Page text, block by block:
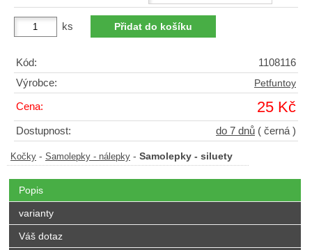
ks
Kód:
1108116
Výrobce:
Petfuntoy
Cena: 25 Kč
Dostupnost: do 7 dnů ( černá )
Kočky - Samolepky - nálepky - Samolepky - siluety
Popis
varianty
Váš dotaz